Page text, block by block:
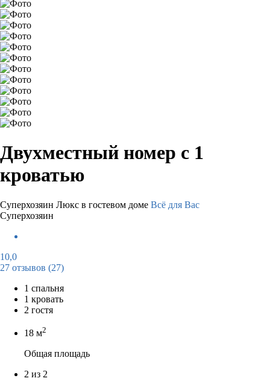
Двухместный номер с 1
кроватью
Суперхозяин Люкс в гостевом доме Всё для Вас
Суперхозяин
10,0
27 отзывов (27)
1 спальня
1 кровать
2 гостя
18 м2
Общая площадь
2 из 2